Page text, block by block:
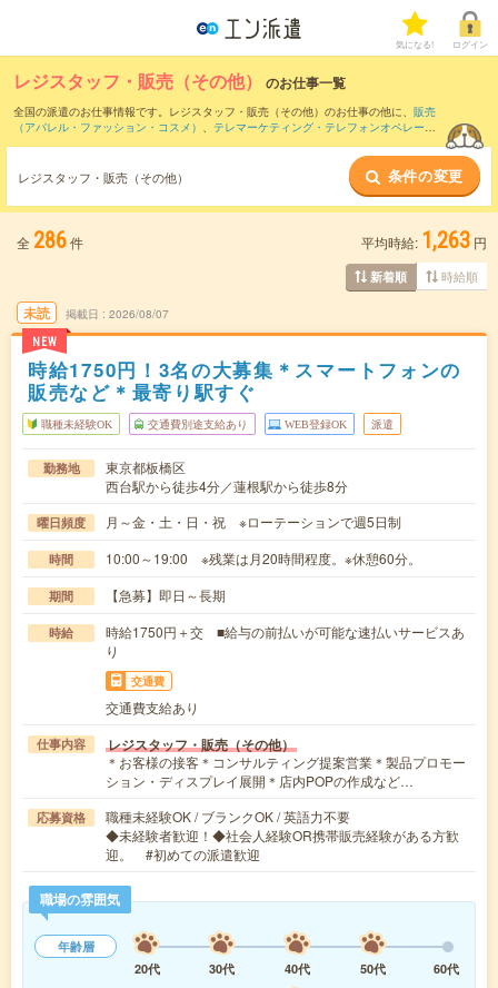
気になる! ログイン
レジスタッフ・販売（その他） のお仕事一覧
全国の派遣のお仕事情報です。レジスタッフ・販売（その他）のお仕事の他に、 販売
（アパレル・ファッション・コスメ） 、 テレマーケティング・テレフォンオペレータ
などのこだわり条件で絞り込ん
でいただけます。職種辞典：レジスタッフ・販売（その他）のお仕事とは？とは？
レジスタッフ・販売（その他） 条件の変更
全 286件 平均時給: 1,263 円
新着順 時給順
未読
NEW
掲載日 2026/08/07
時給1750円！3名の大募集＊スマートフォンの
販売など＊最寄り駅すぐ
職種未経験OK 交通費別途支給あり WEB登録OK 派遣
勤務地
東京都板橋区
西台駅から徒歩4分／蓮根駅から徒歩8分
曜日頻度 月～金・土・日・祝 ※ローテーションで週5日制
時間 10:00～19:00 ※残業は月20時間程度。※休憩60分。
期間 【急募】即日～長期
時給
時給1750円＋交 ■給与の前払いが可能な速払いサービスあ
り
交通費
交通費支給あり
仕事内容 レジスタッフ・販売（その他）
＊お客様の接客＊コンサルティング提案営業＊製品プロモー
ション・ディスプレイ展開＊店内POPの作成など…
応募資格
職種未経験OK / ブランクOK / 英語力不要
◆未経験者歓迎！◆社会人経験OR携帯販売経験がある方歓
迎。 #初めての派遣歓迎
職場の雰囲気
年齢層
20代
30代 40代 50代
60代